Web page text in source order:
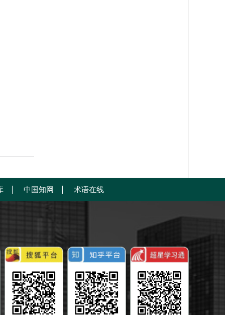
中国知网 术语在线